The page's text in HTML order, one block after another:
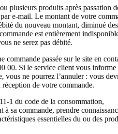
plusieurs produits après passation
e-mail. Le montant de votre
du nouveau montant, diminué des
est entièrement
ne serez pas débité.
commande passée sur le site en
00. Si le service client vous informe
vous ne pourrez l’annuler : vous
de votre commande.
1 du code de la consommation,
à sa commande, prendre
essentielles du ou des